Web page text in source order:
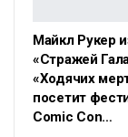
Майкл Рукер
«Стражей
«Ходячих
посетит
Comic Con…